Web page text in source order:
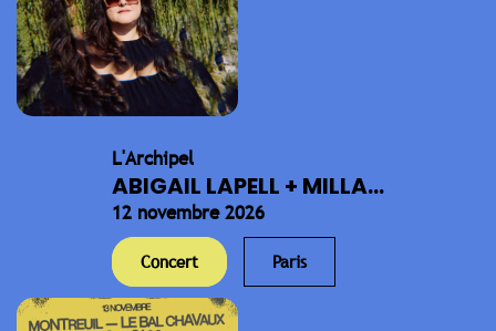
L'Archipel
ABIGAIL LAPELL + MILLA...
12 novembre 2026
Concert Paris